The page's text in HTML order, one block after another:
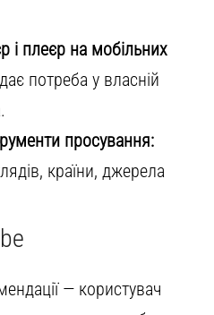
і плеєр на мобільних
потреба у власній
просування:
країни, джерела
— користувач